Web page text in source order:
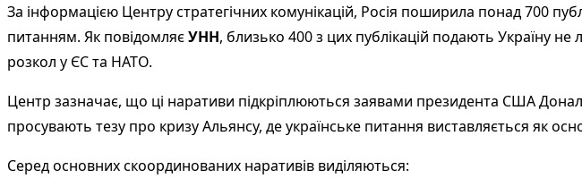
За інформацією Центру стратегічних комунікацій, Росія поширила понад 700
питанням. Як повідомляєУНН, близько 400 з цих публікацій подають Україну не
розкол у ЄС та НАТО.
Центр зазначає, що ці наративи підкріплюються заявами президента США
просувають тезу про кризу Альянсу, де українське питання виставляється як
Серед основних скоординованих наративів виділяються: